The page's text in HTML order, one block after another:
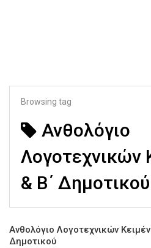
Browsing tag
Ανθολόγιο
Λογοτεχνικών
& B΄ Δημοτικού
Ανθολόγιο Λογοτεχνικών
Δημοτικού